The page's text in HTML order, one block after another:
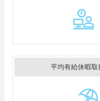
平均有給休暇取